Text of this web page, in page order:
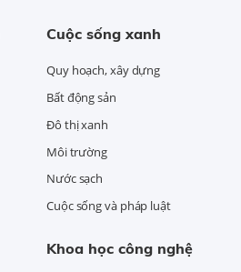
Cuộc sống xanh
Quy hoạch, xây dựng
Bất động sản
Đô thị xanh
Môi trường
Nước sạch
Cuộc sống và pháp luật
Khoa học công nghệ